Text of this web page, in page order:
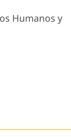
Humanos y